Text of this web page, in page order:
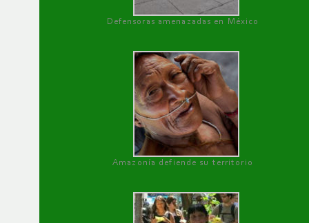
Defensoras amenazadas en México
Amazonía defiende su territorio